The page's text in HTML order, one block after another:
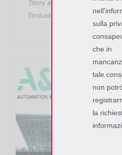
Story al nostro stand e al
l'industria manufatturiera...
sulla
che in
tale
non
la